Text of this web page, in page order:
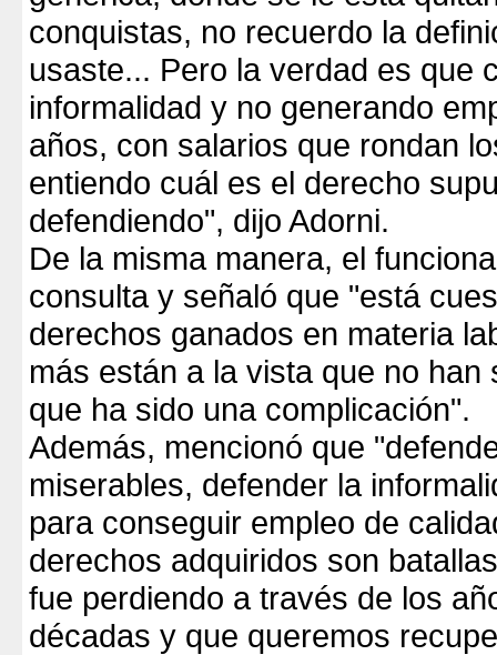
conquistas, no recuerdo la
usaste... Pero la verdad es que
informalidad y no generando
años, con salarios que rondan
entiendo cuál es el derecho
defendiendo", dijo Adorni.
De la misma manera, el
consulta y señaló que "está
derechos ganados en materia
más están a la vista que no han
que ha sido una complicación".
Además, mencionó que
miserables, defender la
para conseguir empleo de
derechos adquiridos son
fue perdiendo a través de los
décadas y que queremos